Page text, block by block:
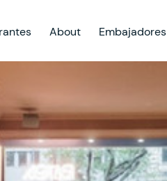
About Embajadores